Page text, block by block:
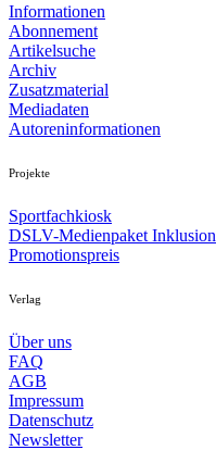
Informationen
Abonnement
Artikelsuche
Archiv
Zusatzmaterial
Mediadaten
Autoreninformationen
Projekte
Sportfachkiosk
DSLV-Medienpaket Inklusion
Promotionspreis
Verlag
Über uns
FAQ
AGB
Impressum
Datenschutz
Newsletter